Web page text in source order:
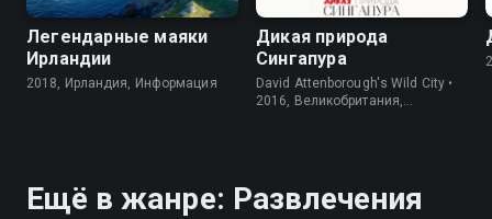
Легендарные маяки
Ирландии
2018, Ирландия, Информация
Дикая природа
Сингапура
David Attenborough's Wild City •
2016, Великобритания,
Ещё в жанре: Развлечения